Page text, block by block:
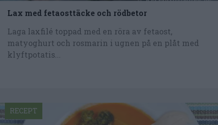
Lax med fetaosttäcke och rödbetor
Laga laxfilé toppad med en röra av fetaost,
matyoghurt och rosmarin i ugnen på en plåt med
klyftpotatis...
RECEPT